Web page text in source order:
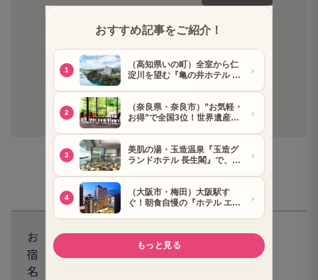
★ウェブからのご予約で
ワンドリンク券付き！
予約専用サイトへ
お
宿
名
亀の井ホテル 鳥羽